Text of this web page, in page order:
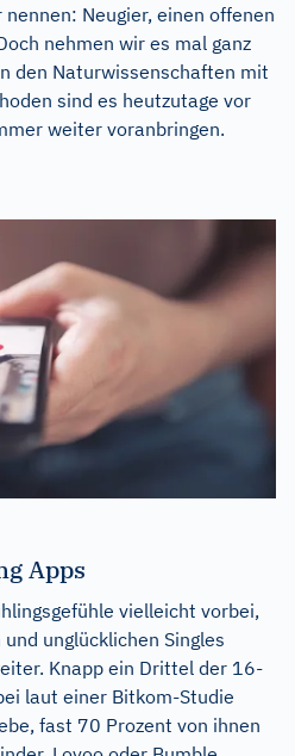
Neugier, einen offenen
nehmen wir es mal ganz
den Naturwissenschaften mit
sind es heutzutage vor
weiter voranbringen.
Apps
vielleicht vorbei,
unglücklichen Singles
Knapp ein Drittel der 16-
laut einer Bitkom-Studie
fast 70 Prozent von ihnen